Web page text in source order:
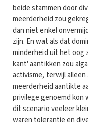
beide stammen door
meerderheid zou
dan niet enkel
zijn. En wat als dat
minderheid uit het oog
kant' aantikken zou
activisme, terwijl
meerderheid aantikte
privilege genoemd kon
dit scenario veeleer
waren tolerantie en